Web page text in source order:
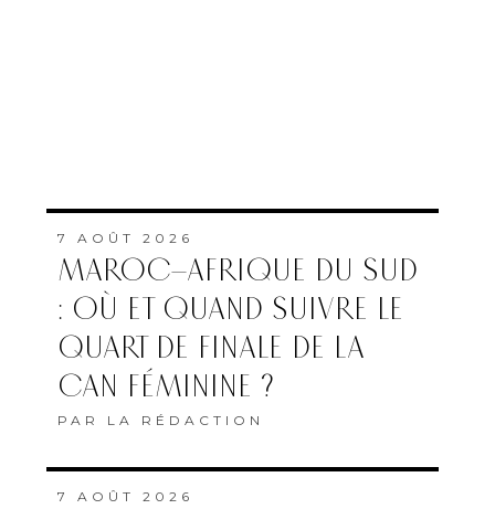
7 AOÛT 2026
MAROC–AFRIQUE DU SUD
: OÙ ET QUAND SUIVRE LE
QUART DE FINALE DE LA
CAN FÉMININE ?
PAR LA RÉDACTION
7 AOÛT 2026